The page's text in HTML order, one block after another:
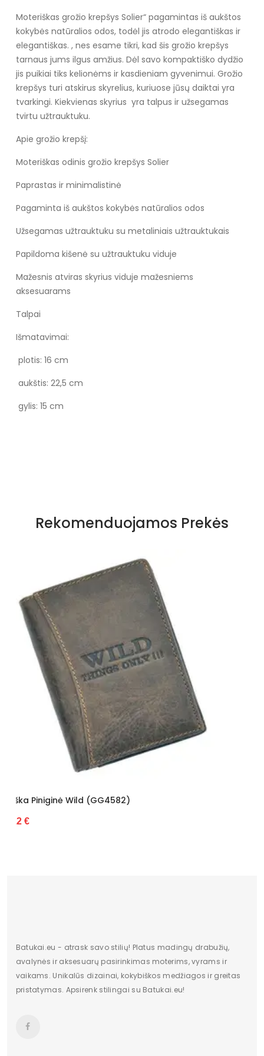
Moteriškas grožio krepšys Solier“ pagamintas iš aukštos
kokybės natūralios odos, todėl jis atrodo elegantiškas ir
elegantiškas. , nes esame tikri, kad šis grožio krepšys
tarnaus jums ilgus amžius. Dėl savo kompaktiško dydžio
jis puikiai tiks kelionėms ir kasdieniam gyvenimui. Grožio
krepšys turi atskirus skyrelius, kuriuose jūsų daiktai yra
tvarkingi. Kiekvienas skyrius yra talpus ir užsegamas
tvirtu užtrauktuku.
Apie grožio krepšį:
Moteriškas odinis grožio krepšys Solier
Paprastas ir minimalistinė
Pagaminta iš aukštos kokybės natūralios odos
Užsegamas užtrauktuku su metaliniais užtrauktukais
Papildoma kišenė su užtrauktuku viduje
Mažesnis atviras skyrius viduje mažesniems
aksesuarams
Talpai
Išmatavimai:
plotis: 16 cm
aukštis: 22,5 cm
gylis: 15 cm
Rekomenduojamos Prekės
Vyriška Piniginė Wild (GG4583)
Batukai.eu - atrask savo stilių! Platus madingų drabužių,
avalynės ir aksesuarų pasirinkimas moterims, vyrams ir
vaikams. Unikalūs dizainai, kokybiškos medžiagos ir greitas
pristatymas. Apsirenk stilingai su Batukai.eu!